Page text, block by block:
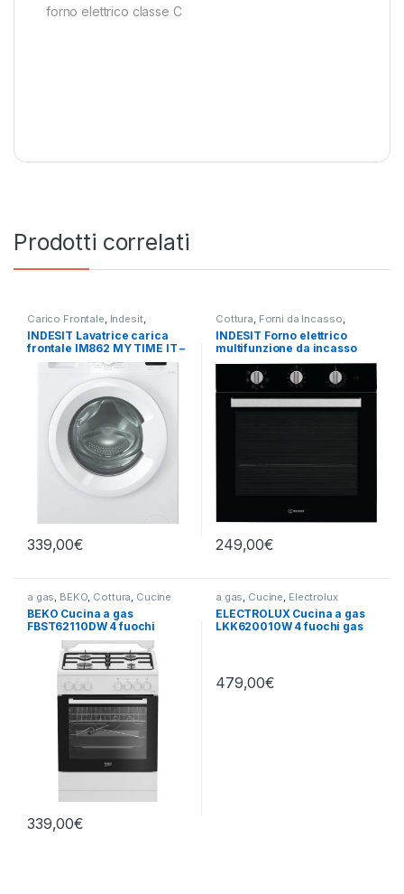
forno elettrico classe C
Prodotti correlati
Carico Frontale Indesit,
Libera Installazione
INDESIT Lavatrice carica
frontale IM862 MY TIME IT –
LAVATRICE 8KG 1200 GIRI
339,00€
Cottura Forni da Incasso
INDESIT Forno elettrico
multifunzione da incasso
IFW 6530 BL
249,00€
a gas, BEKO, Cottura, Cucine
BEKO Cucina a gas
FBST62110DW 4 fuochi
forno elettrico
339,00€
a gas, Cucine, Electrolux
ELECTROLUX Cucina a gas
LKK620010W 4 fuochi gas
479,00€